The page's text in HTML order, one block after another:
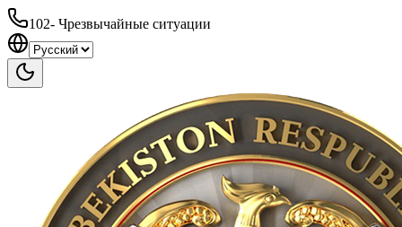
102- Чрезвычайные ситуации